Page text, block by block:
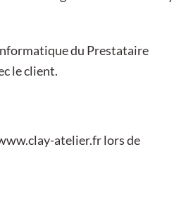
du Prestataire
le client.
atelier.fr lors de